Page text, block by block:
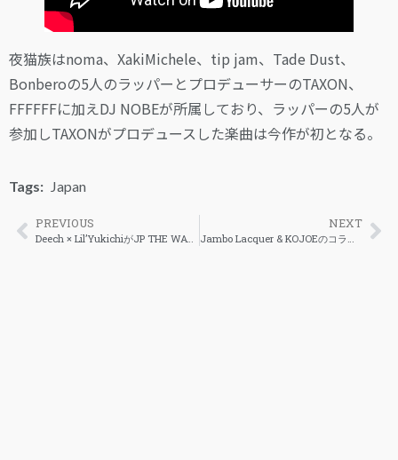
夜猫族はnoma、XakiMichele、tip jam、Tade Dust、
Bonberoの5人のラッパーとプロデューサーのTAXON、
FFFFFFに加えDJ NOBEが所属しており、ラッパーの5人が
参加しTAXONがプロデュースした楽曲は今作が初となる。
Tags: Japan
PREVIOUS
Deech × Lil’YukichiがJP THE WAVYを迎えた「Island Flow」をリリース
NEXT
Jambo Lacquer & KOJOEのコラボシングル解禁